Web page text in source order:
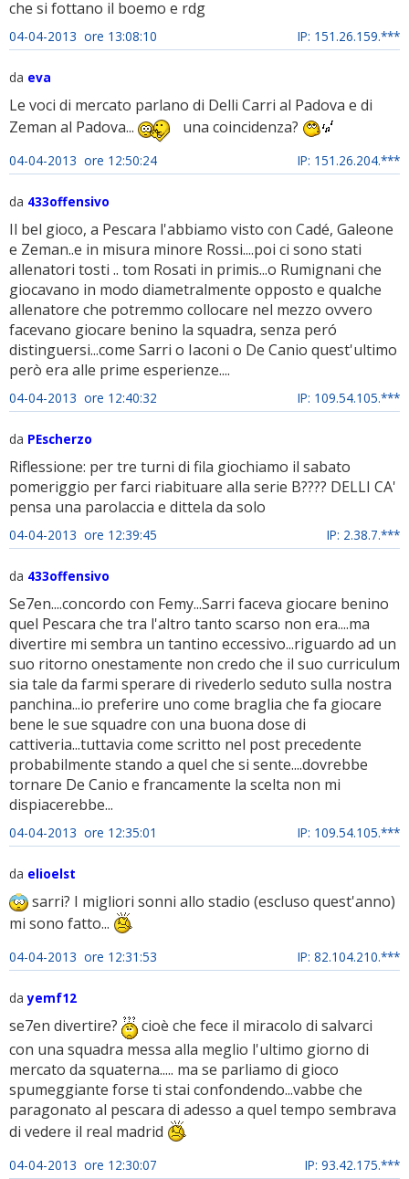
che si fottano il boemo e rdg
04-04-2013 ore 13:08:10 IP: 151.26.159.***
da eva
Le voci di mercato parlano di Delli Carri al Padova e di
Zeman al Padova...
una coincidenza?
04-04-2013 ore 12:50:24 IP: 151.26.204.***
da 433offensivo
Il bel gioco, a Pescara l'abbiamo visto con Cadé, Galeone
e Zeman..e in misura minore Rossi....poi ci sono stati
allenatori tosti .. tom Rosati in primis...o Rumignani che
giocavano in modo diametralmente opposto e qualche
allenatore che potremmo collocare nel mezzo ovvero
facevano giocare benino la squadra, senza peró
distinguersi...come Sarri o Iaconi o De Canio quest'ultimo
però era alle prime esperienze....
04-04-2013 ore 12:40:32 IP: 109.54.105.***
da PEscherzo
Riflessione: per tre turni di fila giochiamo il sabato
pomeriggio per farci riabituare alla serie B???? DELLI CA'
pensa una parolaccia e dittela da solo
04-04-2013 ore 12:39:45 IP: 2.38.7.***
da 433offensivo
Se7en....concordo con Femy...Sarri faceva giocare benino
quel Pescara che tra l'altro tanto scarso non era....ma
divertire mi sembra un tantino eccessivo...riguardo ad un
suo ritorno onestamente non credo che il suo curriculum
sia tale da farmi sperare di rivederlo seduto sulla nostra
panchina...io preferire uno come braglia che fa giocare
bene le sue squadre con una buona dose di
cattiveria...tuttavia come scritto nel post precedente
probabilmente stando a quel che si sente....dovrebbe
tornare De Canio e francamente la scelta non mi
dispiacerebbe...
04-04-2013 ore 12:35:01 IP: 109.54.105.***
da elioelst
sarri? I migliori sonni allo stadio (escluso quest'anno)
mi sono fatto...
04-04-2013 ore 12:31:53 IP: 82.104.210.***
dayemf12
se7en divertire?
cioè che fece il miracolo di salvarci
con una squadra messa alla meglio l'ultimo giorno di
mercato da squaterna..... ma se parliamo di gioco
spumeggiante forse ti stai confondendo...vabbe che
paragonato al pescara di adesso a quel tempo sembrava
di vedere il real madrid
04-04-2013 ore 12:30:07 IP: 93.42.175.***